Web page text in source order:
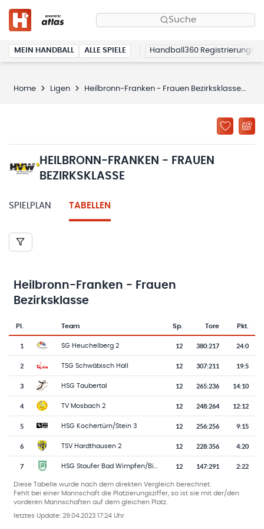
Suche
MEIN HANDBALL ALLE SPIELE Handball360 Registrierung
Home Ligen Heilbronn-Franken - Frauen Bezirksklasse
HEILBRONN-FRANKEN - FRAUEN
BEZIRKSKLASSE
SPIELPLAN TABELLEN
Heilbronn-Franken - Frauen
Bezirksklasse
Pl.
Team-Logo
Team Sp. Tore Pkt.
1 SG Heuchelberg 2 12 380:217 24:0
2 TSG Schwäbisch Hall 12 307:211 19:5
3 HSG Taubertal 12 265:236 14:10
4 TV Mosbach 2 12 248:264 12:12
5 HSG Kochertürn/Stein 3 12 256:256 9:15
6 TSV Hardthausen 2 12 228:356 4:20
7 12 147:291 2:22
Diese Tabelle wurde nach dem direkten Vergleich berechnet.
Fehlt bei einer Mannschaft die Platzierungsziffer, so ist sie mit der/den
vorderen Mannschaften auf dem gleichen Platz.
letztes Update: 29.04.2023 17:24 Uhr